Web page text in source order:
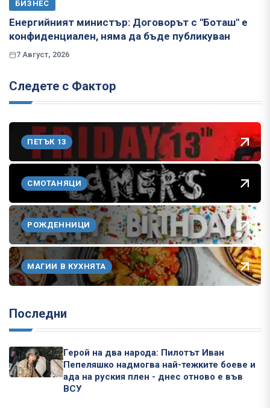
БИЗНЕС
Енергийният министър: Договорът с "Боташ" е
конфиденциален, няма да бъде публикуван
7 Август, 2026
Следете с Фактор
ПЕТЪК 13
СМОТАНЯЦИ
РОЖДЕННИЦИ
МАГИИ В КУХНЯТА
Последни
Герой на два народа: Пилотът Иван
Пепеляшко надмогва най-тежките боеве и
ада на руския плен - днес отново е във
ВСУ